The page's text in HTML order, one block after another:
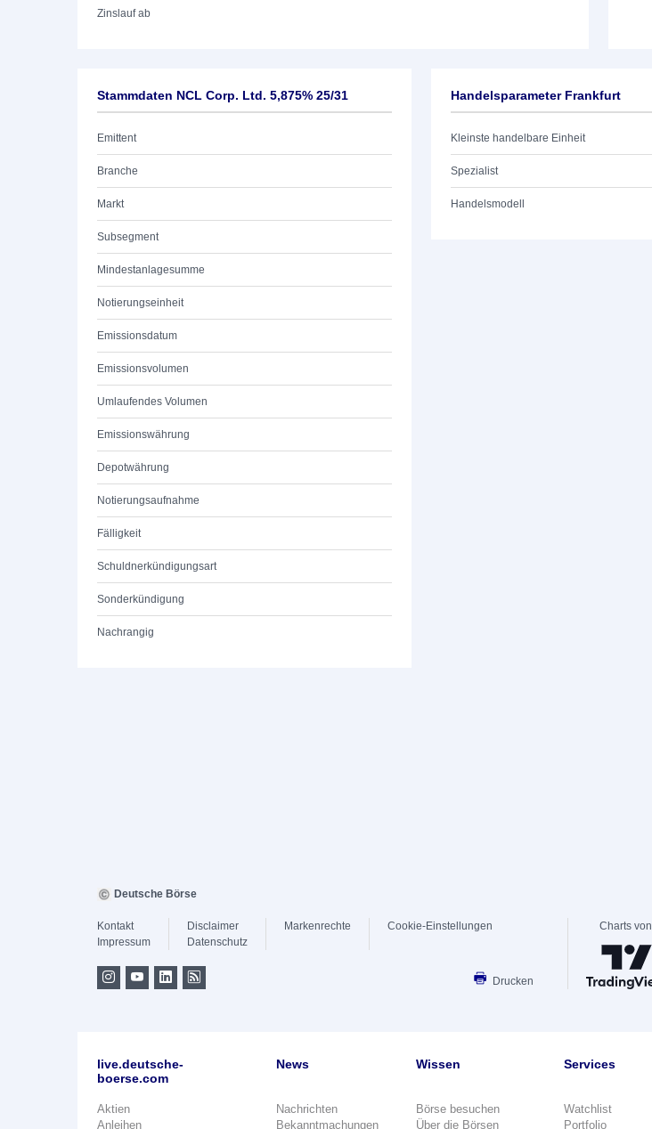
Zinslauf ab
Stammdaten NCL Corp. Ltd. 5,875% 25/31
Emittent
Branche
Markt
Subsegment
Mindestanlagesumme
Notierungseinheit
Emissionsdatum
Emissionsvolumen
Umlaufendes Volumen
Emissionswährung
Depotwährung
Notierungsaufnahme
Fälligkeit
Schuldnerkündigungsart
Sonderkündigung
Nachrangig
Handelsparameter Frankfurt
Kleinste handelbare Einheit
Spezialist
Handelsmodell
Deutsche Börse
Kontakt
Impressum
Disclaimer
Datenschutz
Markenrechte Cookie-Einstellungen
Drucken
Charts von
live.deutsche-
boerse.com
Aktien
Anleihen
News
Nachrichten
Bekanntmachungen
Wissen
Börse besuchen
Über die Börsen
Services
Watchlist
Portfolio